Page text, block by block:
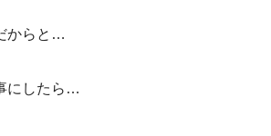
からと…
にしたら…